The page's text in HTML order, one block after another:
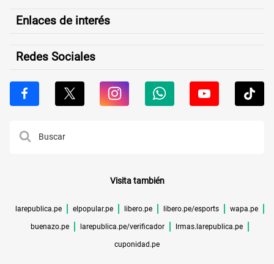
Enlaces de interés
Redes Sociales
Visita también
larepublica.pe elpopular.pe libero.pe libero.pe/esports wapa.pe
buenazo.pe larepublica.pe/verificador lrmas.larepublica.pe
cuponidad.pe